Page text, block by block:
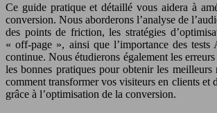
Ce guide pratique et détaillé vous aidera à
conversion. Nous aborderons l’analyse de
des points de friction, les stratégies
« off-page », ainsi que l’importance des tests
continue. Nous étudierons également les
les bonnes pratiques pour obtenir les meilleurs
comment transformer vos visiteurs en clients et
grâce à l’optimisation de la conversion.